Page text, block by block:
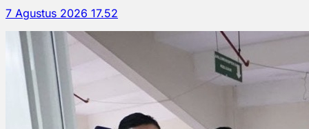
7 Agustus 2026 17.52